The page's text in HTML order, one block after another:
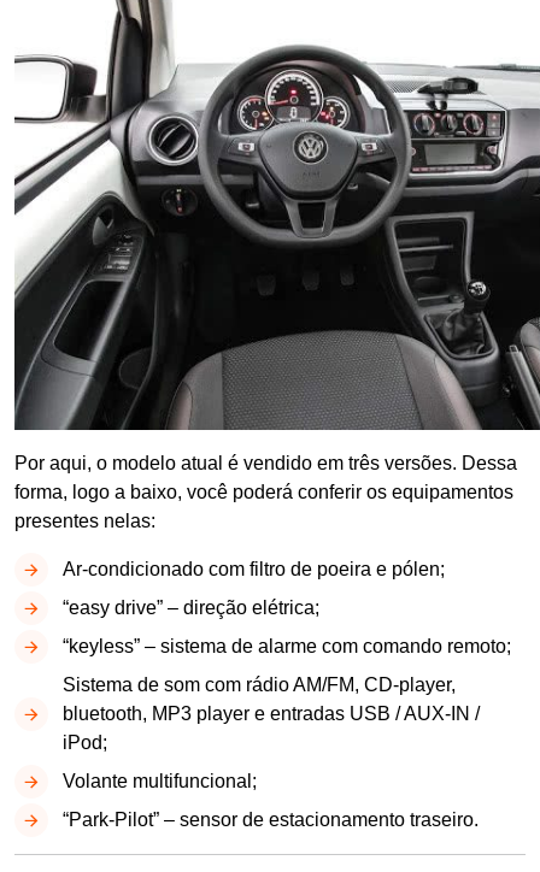
Por aqui, o modelo atual é vendido em três versões. Dessa
forma, logo a baixo, você poderá conferir os equipamentos
presentes nelas:
Ar-condicionado com filtro de poeira e pólen;
“easy drive” – direção elétrica;
“keyless” – sistema de alarme com comando remoto;
Sistema de som com rádio AM/FM, CD-player,
bluetooth, MP3 player e entradas USB / AUX-IN /
iPod;
Volante multifuncional;
“Park-Pilot” – sensor de estacionamento traseiro.